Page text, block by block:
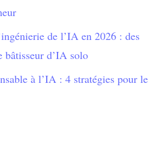
de l’IA en 2026 : des
bâtisseur d’IA solo
à l’IA : 4 stratégies pour le